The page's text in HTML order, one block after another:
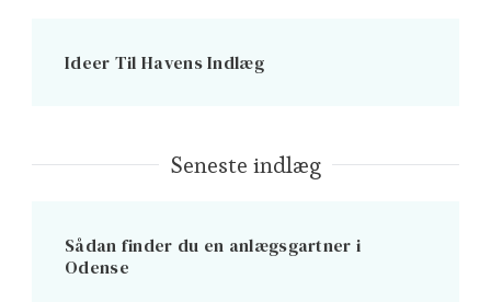
Ideer Til Havens Indlæg
Seneste indlæg
Sådan finder du en anlægsgartner i
Odense